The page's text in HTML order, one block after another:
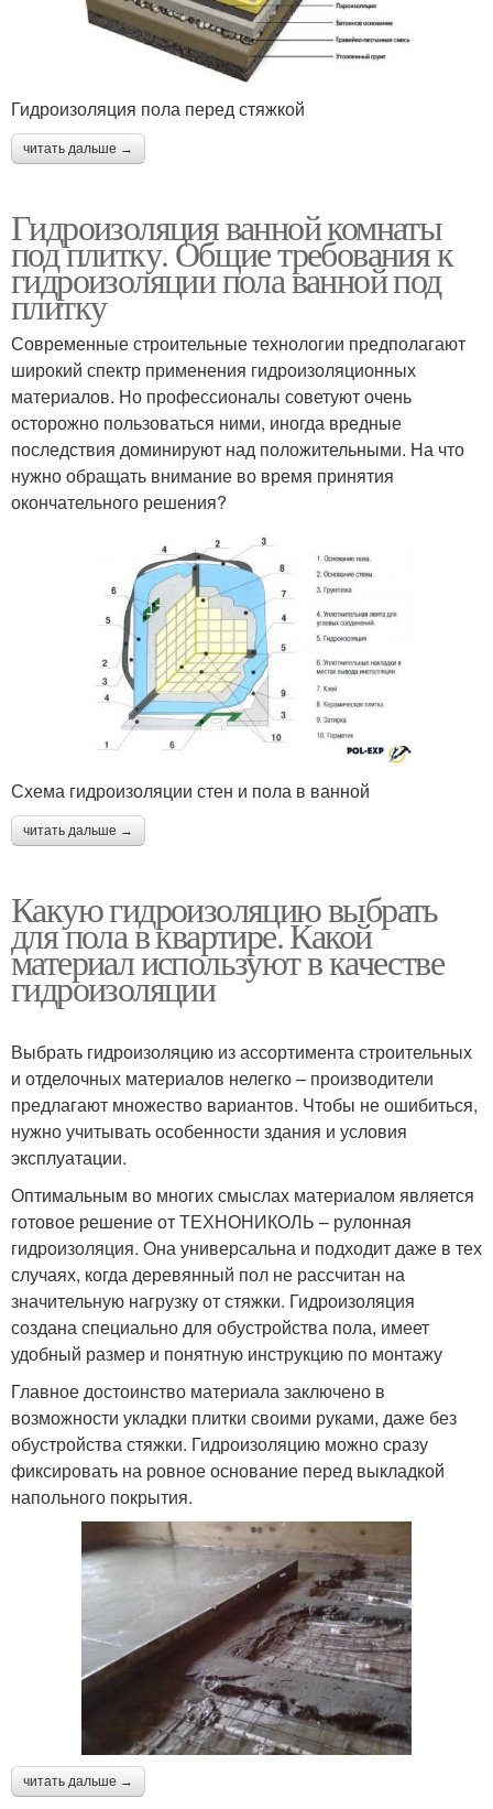
Гидроизоляция пола перед стяжкой
читать дальше →
Гидроизоляция ванной комнаты
под плитку. Общие требования к
гидроизоляции пола ванной под
плитку
Современные строительные технологии предполагают
широкий спектр применения гидроизоляционных
материалов. Но профессионалы советуют очень
осторожно пользоваться ними, иногда вредные
последствия доминируют над положительными. На что
нужно обращать внимание во время принятия
окончательного решения?
Схема гидроизоляции стен и пола в ванной
читать дальше →
Какую гидроизоляцию выбрать
для пола в квартире. Какой
материал используют в качестве
гидроизоляции
Выбрать гидроизоляцию из ассортимента строительных
и отделочных материалов нелегко – производители
предлагают множество вариантов. Чтобы не ошибиться,
нужно учитывать особенности здания и условия
эксплуатации.
Оптимальным во многих смыслах материалом является
готовое решение от ТЕХНОНИКОЛЬ – рулонная
гидроизоляция. Она универсальна и подходит даже в тех
случаях, когда деревянный пол не рассчитан на
значительную нагрузку от стяжки. Гидроизоляция
создана специально для обустройства пола, имеет
удобный размер и понятную инструкцию по монтажу
Главное достоинство материала заключено в
возможности укладки плитки своими руками, даже без
обустройства стяжки. Гидроизоляцию можно сразу
фиксировать на ровное основание перед выкладкой
напольного покрытия.
читать дальше →